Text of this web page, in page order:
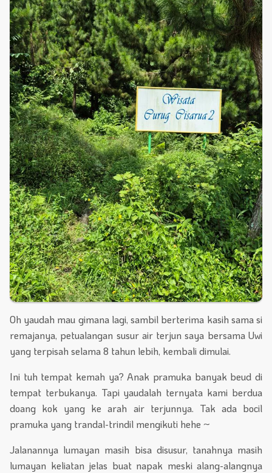
Oh yaudah mau gimana lagi, sambil berterima kasih sama si
remajanya, petualangan susur air terjun saya bersama Uwi
yang terpisah selama 8 tahun lebih, kembali dimulai.
Ini tuh tempat kemah ya? Anak pramuka banyak beud di
tempat terbukanya. Tapi yaudalah ternyata kami berdua
doang kok yang ke arah air terjunnya. Tak ada bocil
pramuka yang trandal-trindil mengikuti hehe ~
Jalanannya lumayan masih bisa disusur, tanahnya masih
lumayan keliatan jelas buat napak meski alang-alangnya